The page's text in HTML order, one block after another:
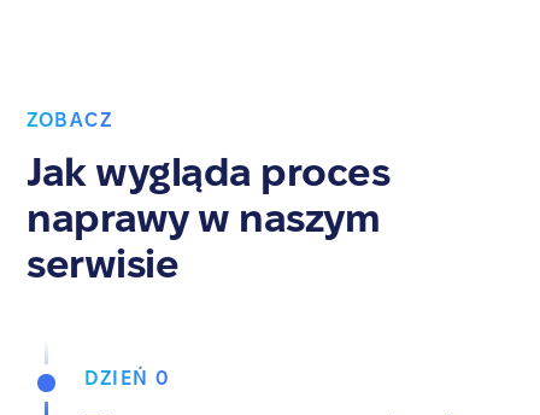
ZOBACZ
Jak wygląda proces
naprawy w naszym
serwisie
DZIEŃ 0